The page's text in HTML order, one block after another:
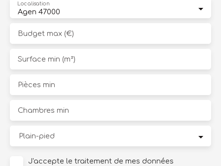
Agen 47000
Localisation
Budget max (€)
Surface min (m²)
Pièces min
Chambres min
Plain-pied
J'accepte le traitement de mes données